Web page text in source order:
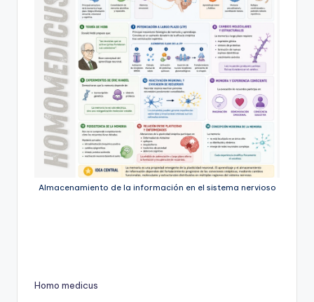
Almacenamiento de la información en el sistema nervioso
Homo medicus